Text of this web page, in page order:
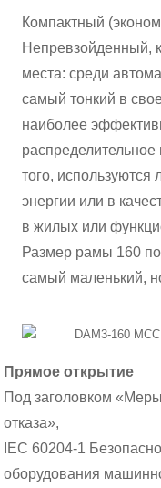
Компактный
Непревзойденный,
места: среди
самый тонкий в
наиболее
распределительное
того, используются
энергии или в
в жилых или
Размер рамы 160
самый маленький,
Прямое открытие
Под заголовком
отказа»,
IEC 60204-1
оборудования